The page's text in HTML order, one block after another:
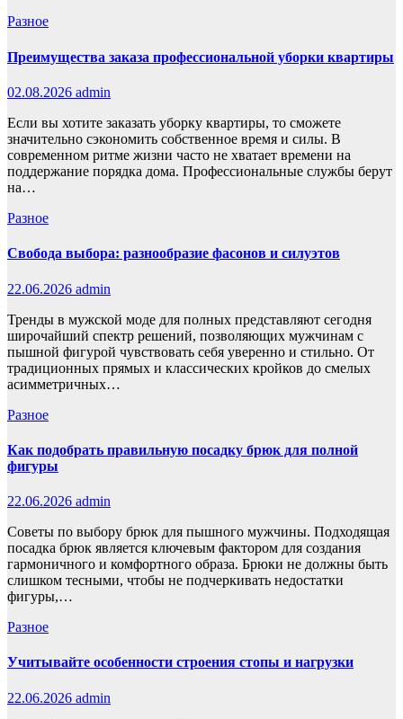
Разное
Преимущества заказа профессиональной уборки квартиры
02.08.2026 admin
Если вы хотите заказать уборку квартиры, то сможете
значительно сэкономить собственное время и силы. В
современном ритме жизни часто не хватает времени на
поддержание порядка дома. Профессиональные службы берут
на…
Разное
Свобода выбора: разнообразие фасонов и силуэтов
22.06.2026 admin
Тренды в мужской моде для полных представляют сегодня
широчайший спектр решений, позволяющих мужчинам с
пышной фигурой чувствовать себя уверенно и стильно. От
традиционных прямых и классических кройков до смелых
асимметричных…
Разное
Как подобрать правильную посадку брюк для полной
фигуры
22.06.2026 admin
Советы по выбору брюк для пышного мужчины. Подходящая
посадка брюк является ключевым фактором для создания
гармоничного и комфортного образа. Брюки не должны быть
слишком тесными, чтобы не подчеркивать недостатки
фигуры,…
Разное
Учитывайте особенности строения стопы и нагрузки
22.06.2026 admin